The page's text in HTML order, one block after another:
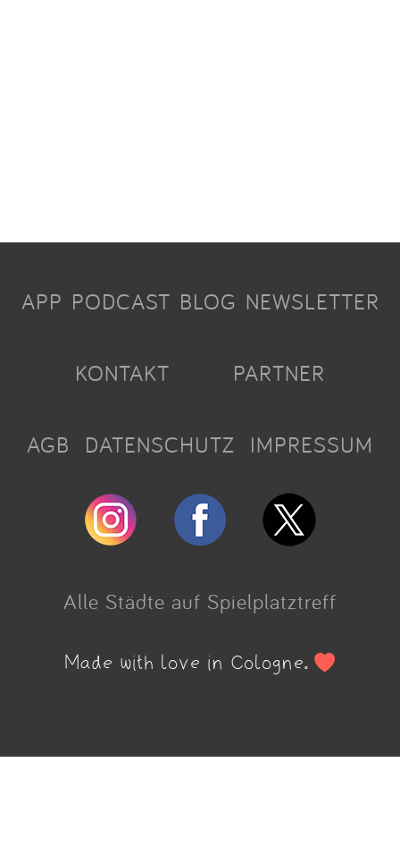
APP PODCAST BLOG NEWSLETTER
KONTAKT PARTNER
AGB DATENSCHUTZ IMPRESSUM
Alle Städte auf Spielplatztreff
Made with love in Cologne.